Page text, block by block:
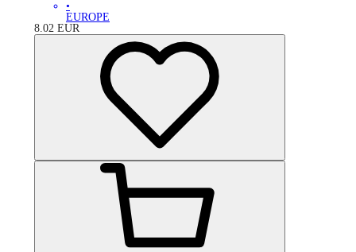
•
EUROPE
8.02 EUR